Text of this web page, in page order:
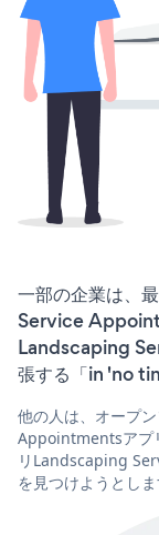
一部の企業は、
Service
Landscaping
張する「in 'no
他の人は、オープ
Appointmentsアプ
リLandscaping
を見つけようとしま